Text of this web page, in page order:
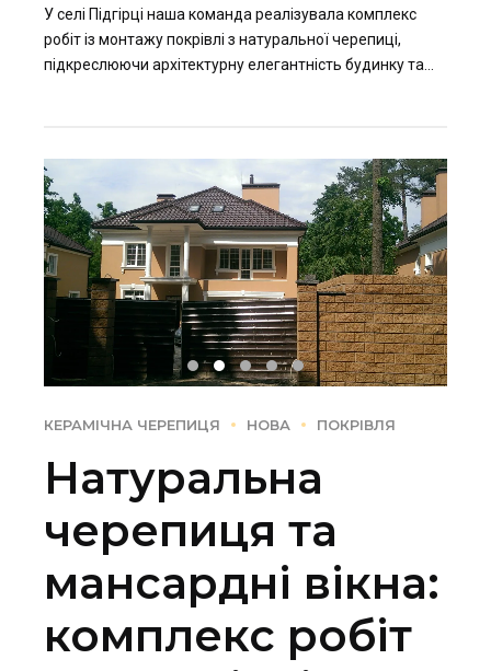
У селі Підгірці наша команда реалізувала комплекс
робіт із монтажу покрівлі з натуральної черепиці,
підкреслюючи архітектурну елегантність будинку та
КЕРАМІЧНА ЧЕРЕПИЦЯ НОВА ПОКРІВЛЯ
Натуральна
черепиця та
мансардні вікна:
комплекс робіт